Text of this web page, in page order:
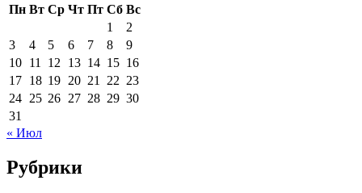
Пн Вт Ср Чт Пт Сб Вс
1
2
3
4 5 6 7 8
9
10 11 12 13 14 15 16
17 18 19 20 21 22 23
24 25 26 27 28 29 30
31
« Июл
Рубрики